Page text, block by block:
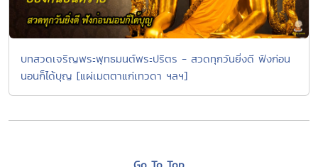
บทสวดเจริญพระพุทธมนต์พระปริตร - สวดทุกวันยิ่งดี ฟังก่อน
นอนก็ได้บุญ [แผ่เมตตาแก่เทวดา ฯลฯ]